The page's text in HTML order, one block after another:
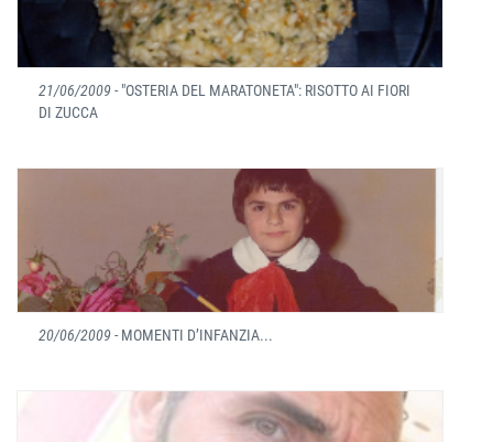
21/06/2009- "OSTERIA DEL MARATONETA": RISOTTO AI FIORI
DI ZUCCA
20/06/2009- MOMENTI D’INFANZIA...